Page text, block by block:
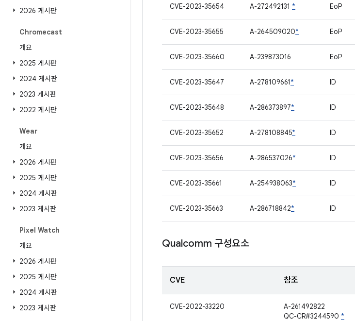
2026 게시판
Chromecast
개요
2025 게시판
2024 게시판
2023 게시판
2022 게시판
Wear
개요
2026 게시판
2025 게시판
2024 게시판
2023 게시판
Pixel Watch
개요
2026 게시판
2025 게시판
2024 게시판
2023 게시판
CVE-2023-35654 A-272492131 * EoP
CVE-2023-35655 A-264509020* EoP
CVE-2023-35660 A-239873016 EoP
CVE-2023-35647 A-278109661* ID
CVE-2023-35648 A-286373897* ID
CVE-2023-35652 A-278108845* ID
CVE-2023-35656 A-286537026* ID
CVE-2023-35661 A-254938063* ID
CVE-2023-35663 A-286718842* ID
Qualcomm 구성요소
CVE 참조
CVE-2022-33220
A-261492822
QC-CR#3244590 *